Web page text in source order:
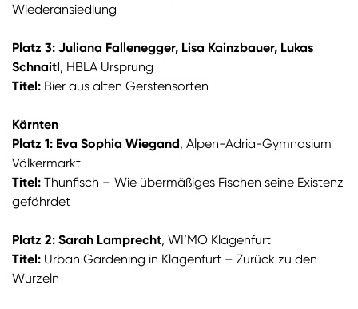
Wiederansiedlung
Platz 3: Juliana Fallenegger, Lisa Kainzbauer, Lukas
Schnaitl, HBLA Ursprung
Titel: Bier aus alten Gerstensorten
Kärnten
Platz 1: Eva Sophia Wiegand, Alpen-Adria-Gymnasium
Völkermarkt
Titel: Thunfisch – Wie übermäßiges Fischen seine Existenz
gefährdet
Platz 2: Sarah Lamprecht, WI’MO Klagenfurt
Titel: Urban Gardening in Klagenfurt – Zurück zu den
Wurzeln